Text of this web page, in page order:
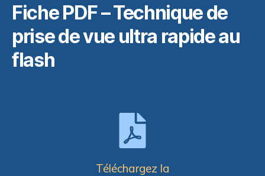
Fiche PDF – Technique de
prise de vue ultra rapide au
flash
Téléchargez la